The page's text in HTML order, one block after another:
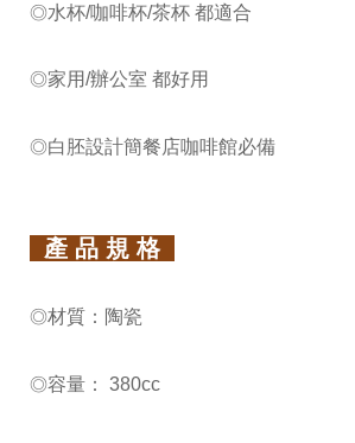
◎水杯/咖啡杯/茶杯 都適合
◎家用/辦公室 都好用
◎白胚設計簡餐店咖啡館必備
產 品 規 格
◎材質：陶瓷
◎容量： 380cc